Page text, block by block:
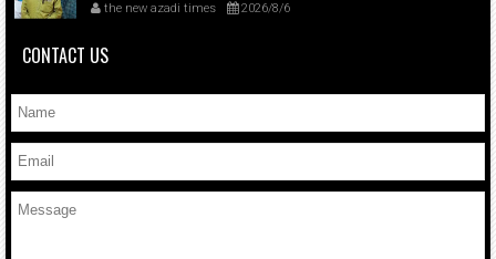
the new azadi times 2026/8/6
CONTACT US